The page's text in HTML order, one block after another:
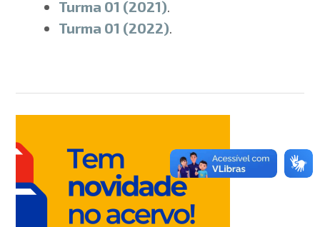
Turma 01 (2021).
Turma 01 (2022).